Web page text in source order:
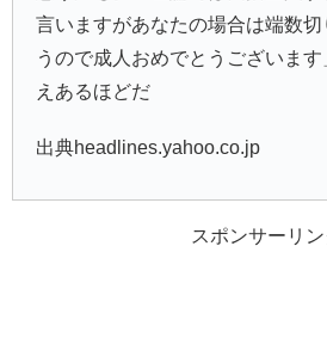
言いますがあなたの場合は端数
うので成人おめでとうございま
えあるほどだ
出典headlines.yahoo.co.jp
スポンサーリン